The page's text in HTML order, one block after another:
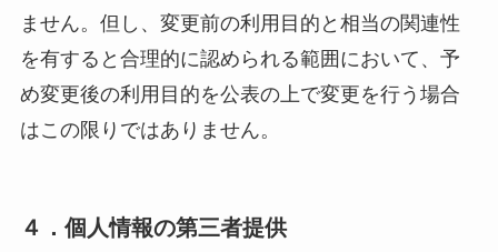
ません。但し、変更前の利用目的と相当の関連性
を有すると合理的に認められる範囲において、予
め変更後の利用目的を公表の上で変更を行う場合
はこの限りではありません。
４．個人情報の第三者提供